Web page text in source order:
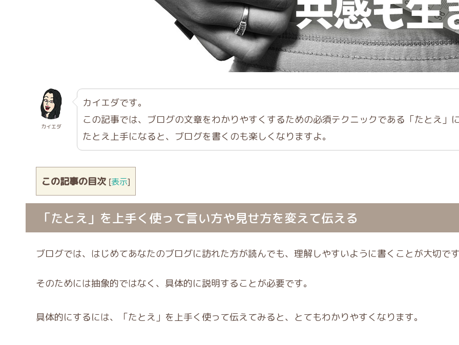
カイエダ
カイエダです。
この記事では、ブログの文章をわかりやすくするための必須テクニックである「たとえ」
たとえ上手になると、ブログを書くのも楽しくなりますよ。
この記事の目次 [表示]
「たとえ」を上手く使って言い方や見せ方を変えて伝える
ブログでは、はじめてあなたのブログに訪れた方が読んでも、理解しやすいように書くことが大切で
そのためには抽象的ではなく、具体的に説明することが必要です。
具体的にするには、「たとえ」を上手く使って伝えてみると、とてもわかりやすくなります。